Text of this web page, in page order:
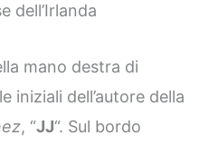
dell’Irlanda
mano destra di
iniziali dell’autore della
, “JJ“. Sul bordo